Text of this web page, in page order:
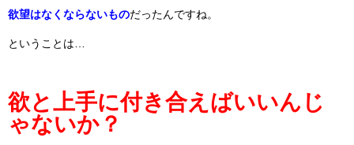
欲望はなくならないものだったんですね。
ということは…
欲と上手に付き合えばいいんじ
ゃないか？